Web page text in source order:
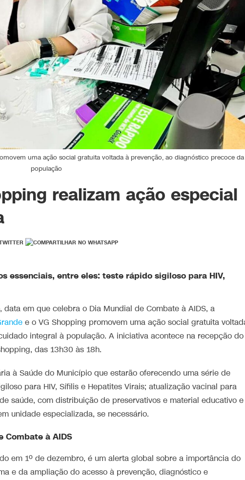
uma ação social gratuita voltada à prevenção, ao diagnóstico precoce da
população
realizam ação especial
essenciais, entre eles: teste rápido sigiloso para HIV,
em que celebra o Dia Mundial de Combate à AIDS, a
e o VG Shopping promovem uma ação social gratuita
integral à população. A iniciativa acontece na recepção do
das 13h30 às 18h.
à Saúde do Município que estarão oferecendo uma série de
para HIV, Sífilis e Hepatites Virais; atualização vacinal para
saúde, com distribuição de preservativos e material educativo e
unidade especializada, se necessário.
Combate à AIDS
em 1º de dezembro, é um alerta global sobre a importância do
e da ampliação do acesso à prevenção, diagnóstico e